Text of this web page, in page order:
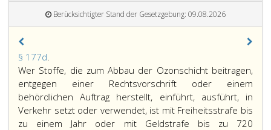
Berücksichtigter Stand der Gesetzgebung: 09.08.2026
§ 177d.
177
d,
Wer Stoffe, die zum Abbau der Ozonschicht beitragen,
entgegen einer Rechtsvorschrift oder einem
behördlichen Auftrag herstellt, einführt, ausführt, in
Verkehr setzt oder verwendet, ist mit Freiheitsstrafe bis
zu einem Jahr oder mit Geldstrafe bis zu 720